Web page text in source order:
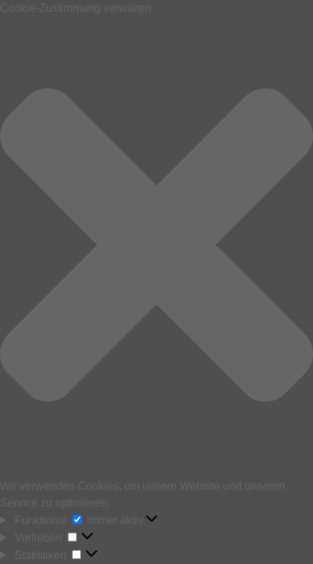
Cookie-Zustimmung verwalten
Wir verwenden Cookies, um unsere Website und unseren
Vorlieben
Vorlieben
Statistiken